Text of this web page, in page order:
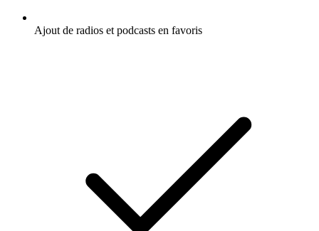
Ajout de radios et podcasts en favoris